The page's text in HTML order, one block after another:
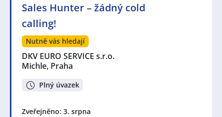
Sales Hunter – žádný cold
calling!
Nutně vás hledají
DKV EURO SERVICE s.r.o.
Michle, Praha
Plný úvazek
Zveřejněno: 3. srpna